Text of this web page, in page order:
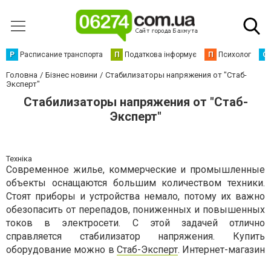
Р Расписание транспорта П Податкова інформує П Психолог С
Головна Бізнес новини
Стабилизаторы напряжения от "Стаб-
Эксперт"
Стабилизаторы напряжения от "Стаб-
Эксперт"
Техніка
Современное жилье, коммерческие и промышленные
объекты оснащаются большим количеством техники.
Стоят приборы и устройства немало, потому их важно
обезопасить от перепадов, пониженных и повышенных
токов в электросети. С этой задачей отлично
справляется стабилизатор напряжения. Купить
оборудование можно в Стаб-Эксперт. Интернет-магазин